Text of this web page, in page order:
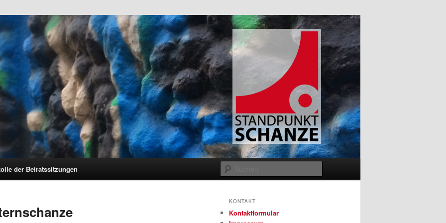
e.V.
e.V. und den Hamburger Stadtteil Sternschanze
der Beiratssitzungen
KONTAKT
Kontaktformular